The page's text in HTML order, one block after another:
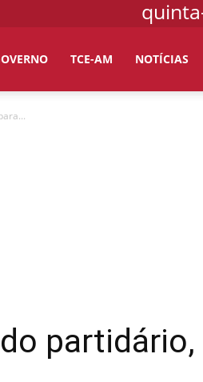
TCE-AM NOTÍCIAS
partidário,